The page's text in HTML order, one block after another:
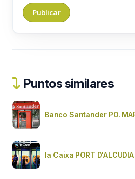
Puntos similares
Banco Santander PO.
la Caixa PORT D'ALCUDIA